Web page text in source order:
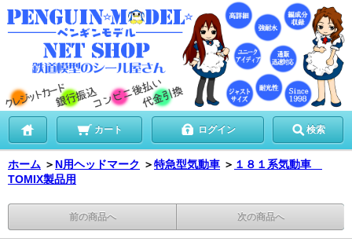
カート ログイン 検索
ホーム ＞ N用ヘッドマーク ＞特急型気動車 ＞ １８１系気動車
TOMIX製品用
前の商品へ 次の商品へ